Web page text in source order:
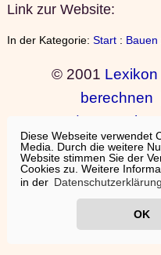
Diese Webseite verwendet
Media. Durch die weitere
Website stimmen Sie der
Cookies zu. Weitere
in der Datenschutzerklärung
OK
Link zur Website:
In der Kategorie: Start: Bauen
© 2001 Lexikon
berechnen
Nutzung/